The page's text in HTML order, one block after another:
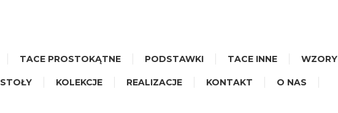
TACE PROSTOKĄTNE PODSTAWKI TACE INNE WZORY
STOŁY KOLEKCJE REALIZACJE KONTAKT O NAS